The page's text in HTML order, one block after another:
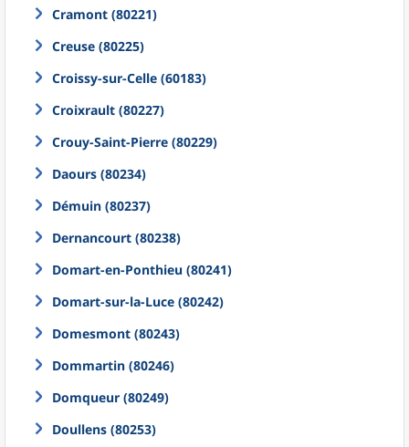
Cramont (80221)
Creuse (80225)
Croissy-sur-Celle (60183)
Croixrault (80227)
Crouy-Saint-Pierre (80229)
Daours (80234)
Démuin (80237)
Dernancourt (80238)
Domart-en-Ponthieu (80241)
Domart-sur-la-Luce (80242)
Domesmont (80243)
Dommartin (80246)
Domqueur (80249)
Doullens (80253)